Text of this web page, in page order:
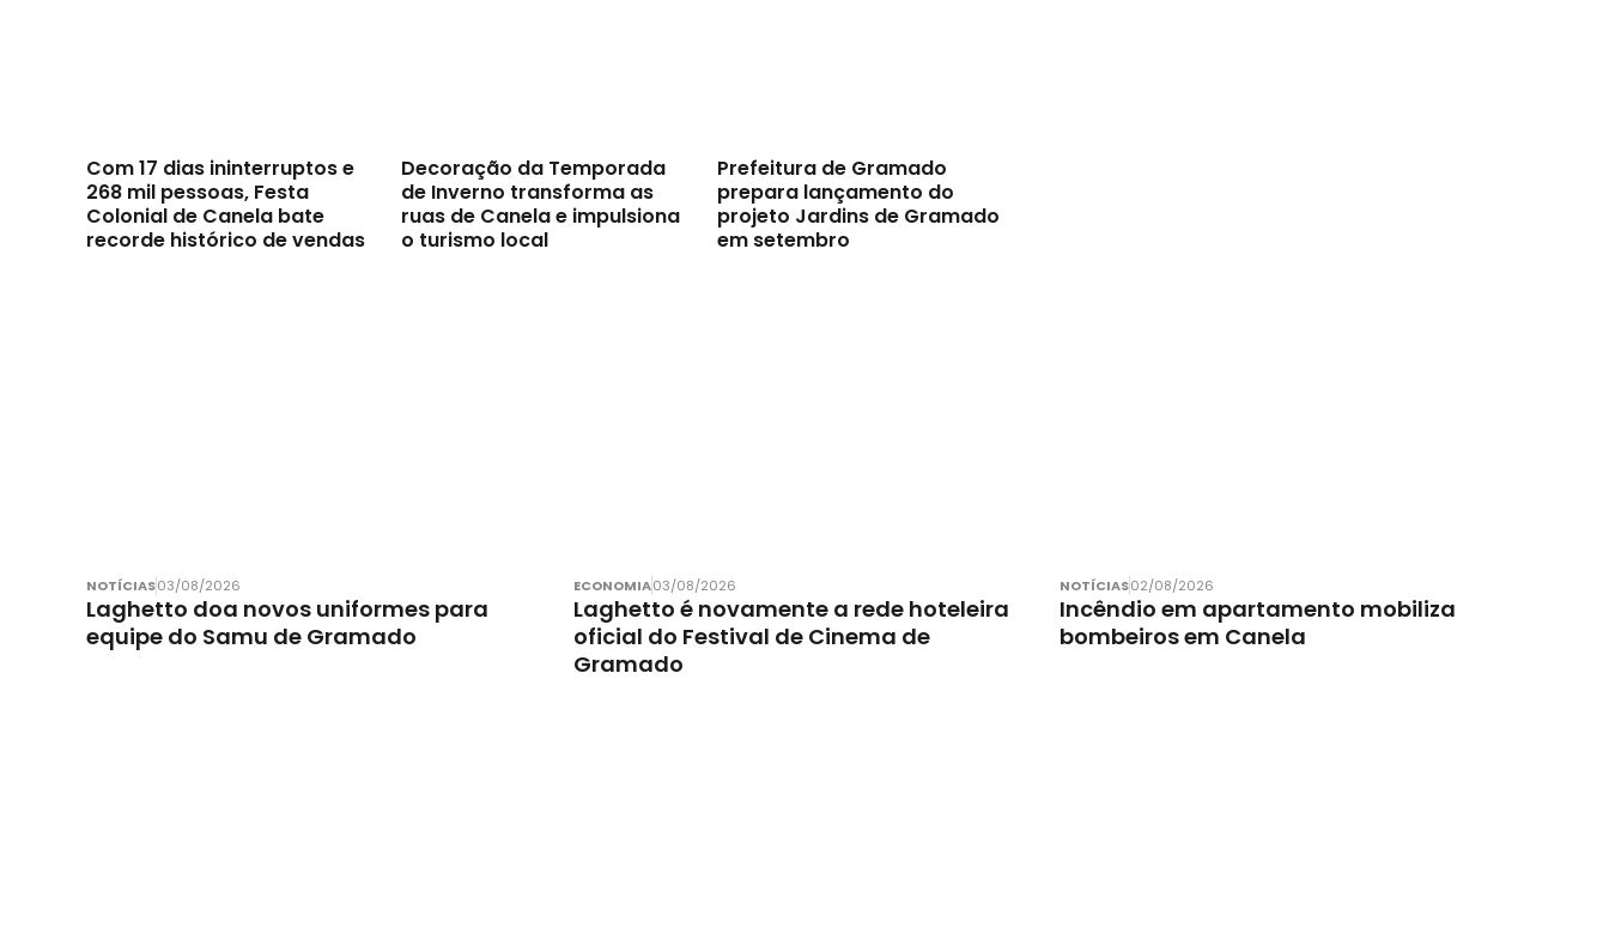
Com 17 dias ininterruptos e
268 mil pessoas, Festa
Colonial de Canela bate
recorde histórico de vendas
Decoração da Temporada
de Inverno transforma as
ruas de Canela e impulsiona
o turismo local
Prefeitura de Gramado
prepara lançamento do
projeto Jardins de Gramado
em setembro
NOTÍCIAS03/08/2026
Laghetto doa novos uniformes para
equipe do Samu de Gramado
ECONOMIA03/08/2026
Laghetto é novamente a rede hoteleira
oficial do Festival de Cinema de
Gramado
NOTÍCIAS02/08/2026
Incêndio em apartamento mobiliza
bombeiros em Canela